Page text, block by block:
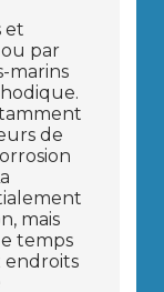
et
par
marins
de
mais
temps
endroits